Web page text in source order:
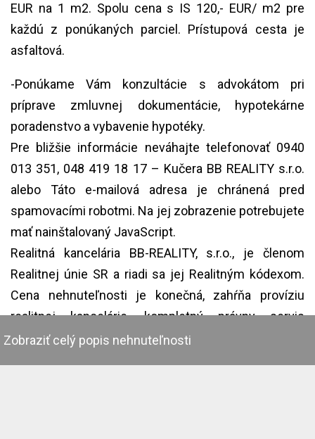
EUR na 1 m2. Spolu cena s IS 120,- EUR/ m2 pre
každú z ponúkaných parciel. Prístupová cesta je
asfaltová.
-Ponúkame Vám konzultácie s advokátom pri
príprave zmluvnej dokumentácie, hypotekárne
poradenstvo a vybavenie hypotéky.
Pre bližšie informácie neváhajte telefonovať 0940
013 351, 048 419 18 17 – Kučera BB REALITY s.r.o.
alebo Táto e-mailová adresa je chránená pred
spamovacími robotmi. Na jej zobrazenie potrebujete
mať nainštalovaný JavaScript.
Realitná kancelária BB-REALITY, s.r.o., je členom
Realitnej únie SR a riadi sa jej Realitným kódexom.
Cena nehnuteľnosti je konečná, zahŕňa províziu
realitnej kancelárie, kompletný právny servis
zabezpečovaný renomovanou advokátskou
Zobraziť celý popis nehnuteľnosti